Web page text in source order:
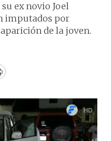
ex novio Joel
imputados por
de la joven.